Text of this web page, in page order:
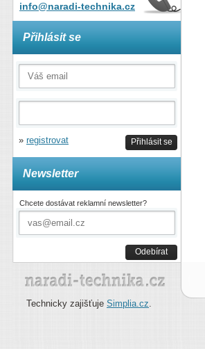
info@naradi-technika.cz
Přihlásit se
Přihlásit se
» registrovat
Newsletter
Chcete dostávat reklamní newsletter?
Odebírat
Technicky zajišťuje Simplia.cz.